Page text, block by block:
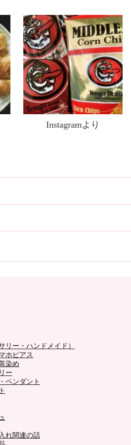
Instagramより
リー・ハンドメイド）
ホピアス
染め
ー
ペンダント
れ関連の話